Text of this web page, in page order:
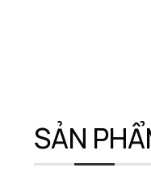
Với sự kết hợp
SẢN